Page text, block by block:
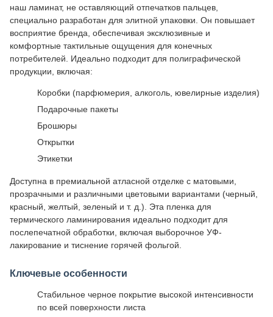
наш ламинат, не оставляющий отпечатков пальцев,
специально разработан для элитной упаковки. Он повышает
восприятие бренда, обеспечивая эксклюзивные и
комфортные тактильные ощущения для конечных
потребителей. Идеально подходит для полиграфической
продукции, включая:
Коробки (парфюмерия, алкоголь, ювелирные изделия)
Подарочные пакеты
Брошюры
Открытки
Этикетки
Доступна в премиальной атласной отделке с матовыми,
прозрачными и различными цветовыми вариантами (черный,
красный, желтый, зеленый и т. д.). Эта пленка для
термического ламинирования идеально подходит для
послепечатной обработки, включая выборочное УФ-
лакирование и тиснение горячей фольгой.
Ключевые особенности
Стабильное черное покрытие высокой интенсивности
по всей поверхности листа